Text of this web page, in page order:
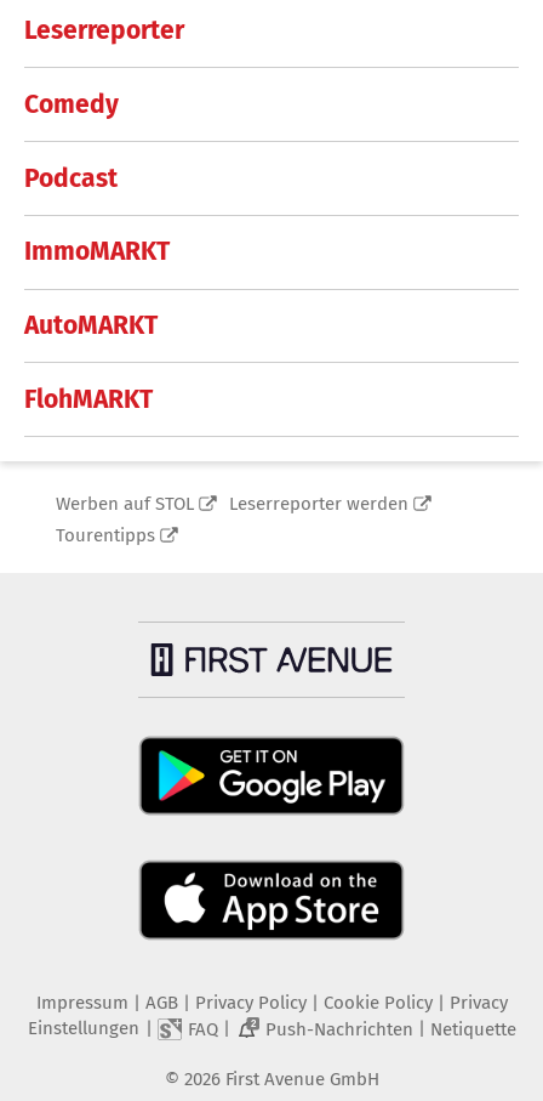
Leserreporter
Comedy
Podcast
ImmoMARKT
AutoMARKT
FlohMARKT
Werben auf STOL
Leserreporter werden
Tourentipps
Impressum | AGB | Privacy Policy| Cookie Policy| Privacy
Einstellungen | FAQ| 2 Push-Nachrichten | Netiquette
© 2026 First Avenue GmbH